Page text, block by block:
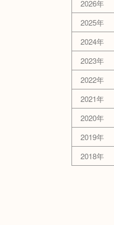
2026年
2025年
2024年
2023年
2022年
2021年
2020年
2019年
2018年